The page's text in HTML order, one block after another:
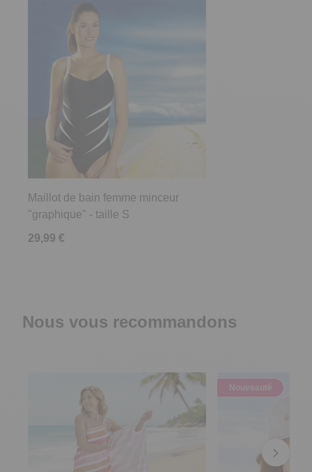
Maillot de bain femme minceur
"graphique" - taille S
29,99 €
Nous vous recommandons
Nouveauté